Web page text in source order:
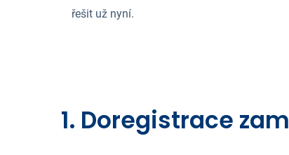
řešit už nyní.
1. Doregistrace